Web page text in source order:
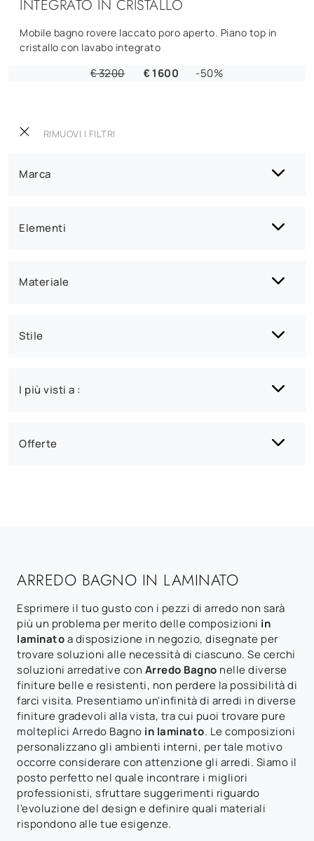
RIMUOVI I FILTRI
Marca
Elementi
Materiale
Stile
I più visti a :
Offerte
INTEGRATO IN CRISTALLO
Mobile bagno rovere laccato poro aperto. Piano top in
cristallo con lavabo integrato
€ 3200 € 1600 -50%
ARREDO BAGNO IN LAMINATO
Esprimere il tuo gusto con i pezzi di arredo non sarà
più un problema per merito delle composizioni in
laminatoa disposizione in negozio, disegnate per
trovare soluzioni alle necessità di ciascuno. Se cerchi
soluzioni arredative con Arredo Bagno nelle diverse
finiture belle e resistenti, non perdere la possibilità di
farci visita. Presentiamo un'infinità di arredi in diverse
finiture gradevoli alla vista, tra cui puoi trovare pure
molteplici Arredo Bagno in laminato. Le composizioni
personalizzano gli ambienti interni, per tale motivo
occorre considerare con attenzione gli arredi. Siamo il
posto perfetto nel quale incontrare i migliori
professionisti, sfruttare suggerimenti riguardo
l'evoluzione del design e definire quali materiali
rispondono alle tue esigenze.